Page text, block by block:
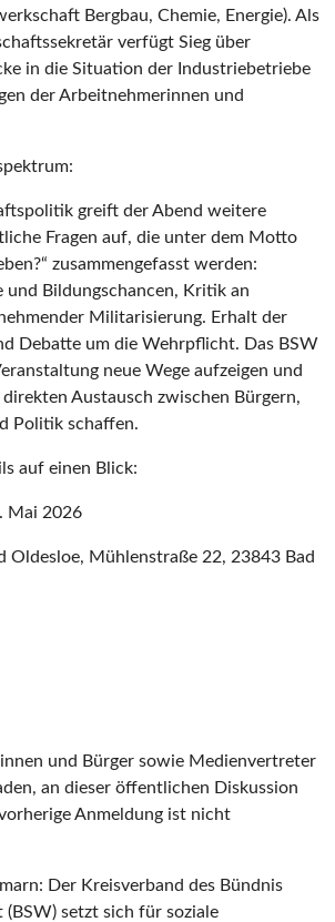
Bergbau, Chemie, Energie). Als
verfügt Sieg über
in die Situation der Industriebetriebe
der Arbeitnehmerinnen und
greift der Abend weitere
Fragen auf, die unter dem Motto
zusammengefasst werden:
und Bildungschancen, Kritik an
Militarisierung. Erhalt der
Debatte um die Wehrpflicht. Das BSW
neue Wege aufzeigen und
Austausch zwischen Bürgern,
Politik schaffen.
auf einen Blick:
Mai 2026
Oldesloe, Mühlenstraße 22, 23843 Bad
und Bürger sowie Medienvertreter
an dieser öffentlichen Diskussion
Anmeldung ist nicht
Der Kreisverband des Bündnis
(BSW) setzt sich für soziale